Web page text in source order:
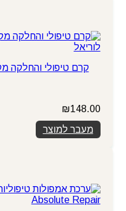
₪148.00
מעבר למוצר